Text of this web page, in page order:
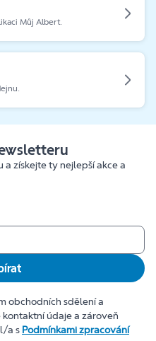
Můj Albert.
získejte ty nejlepší akce a
obchodních sdělení a
údaje a zároveň
a s Podmínkami zpracování